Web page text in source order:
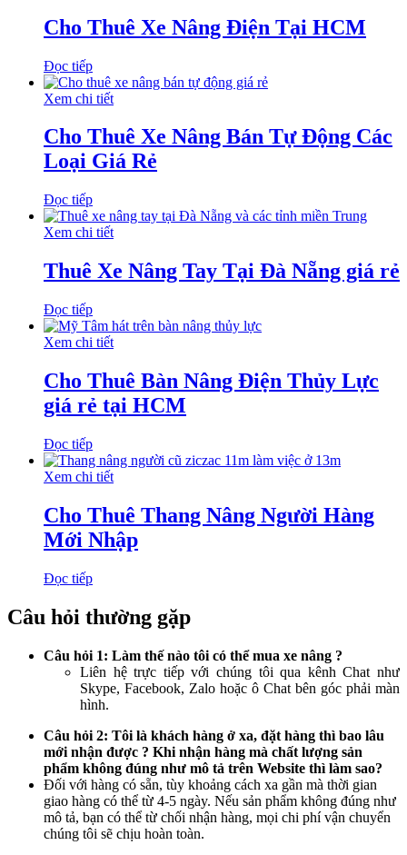
Cho Thuê Xe Nâng Điện Tại HCM
Đọc tiếp
Xem chi tiết
Cho Thuê Xe Nâng Bán Tự Động Các
Loại Giá Rẻ
Đọc tiếp
Xem chi tiết
Thuê Xe Nâng Tay Tại Đà Nẵng giá rẻ
Đọc tiếp
Xem chi tiết
Cho Thuê Bàn Nâng Điện Thủy Lực
giá rẻ tại HCM
Đọc tiếp
Xem chi tiết
Cho Thuê Thang Nâng Người Hàng
Mới Nhập
Đọc tiếp
Câu hỏi thường gặp
Câu hỏi 1: Làm thế nào tôi có thể mua xe nâng ?
Liên hệ trực tiếp với chúng tôi qua kênh Chat như
Skype, Facebook, Zalo hoặc ô Chat bên góc phải màn
hình.
Câu hỏi 2: Tôi là khách hàng ở xa, đặt hàng thì bao lâu
mới nhận được ? Khi nhận hàng mà chất lượng sản
phẩm không đúng như mô tả trên Website thì làm sao?
Đối với hàng có sẵn, tùy khoảng cách xa gần mà thời gian
giao hàng có thể từ 4-5 ngày. Nếu sản phẩm không đúng như
mô tả, bạn có thể từ chối nhận hàng, mọi chi phí vận chuyển
chúng tôi sẽ chịu hoàn toàn.